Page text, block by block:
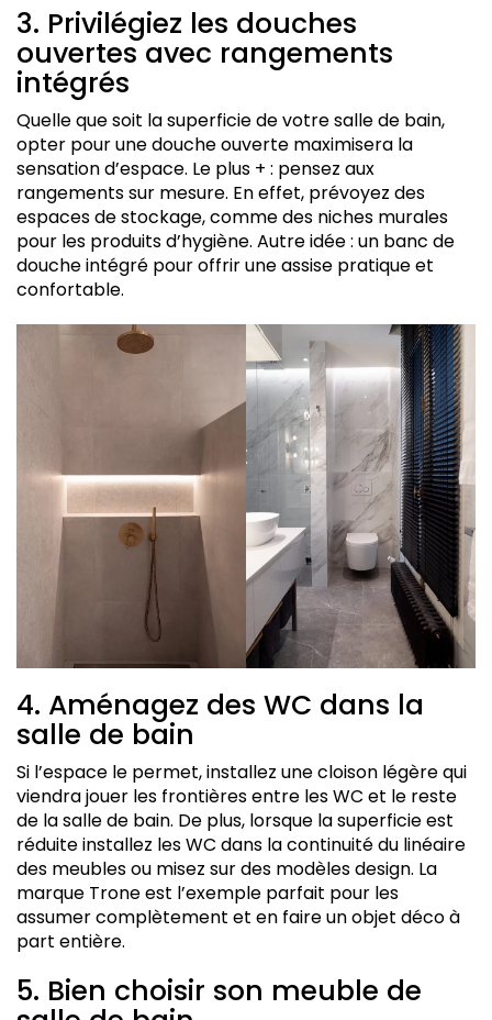
3. Privilégiez les douches
ouvertes avec rangements
intégrés
Quelle que soit la superficie de votre salle de bain,
opter pour une douche ouverte maximisera la
sensation d’espace. Le plus + : pensez aux
rangements sur mesure. En effet, prévoyez des
espaces de stockage, comme des niches murales
pour les produits d’hygiène. Autre idée : un banc de
douche intégré pour offrir une assise pratique et
confortable.
4. Aménagez des WC dans la
salle de bain
Si l’espace le permet, installez une cloison légère qui
viendra jouer les frontières entre les WC et le reste
de la salle de bain. De plus, lorsque la superficie est
réduite installez les WC dans la continuité du linéaire
des meubles ou misez sur des modèles design. La
marque Trone est l’exemple parfait pour les
assumer complètement et en faire un objet déco à
part entière.
5. Bien choisir son meuble de